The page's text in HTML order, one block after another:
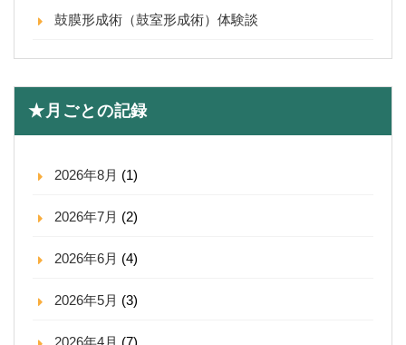
鼓膜形成術（鼓室形成術）体験談
★月ごとの記録
2026年8月 (1)
2026年7月 (2)
2026年6月 (4)
2026年5月 (3)